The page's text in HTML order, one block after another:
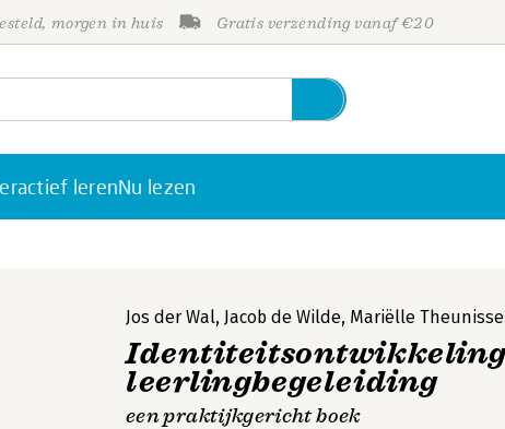
morgen in huis Gratis verzending vanaf €20
lerenNu lezen
Jos der Wal, Jacob de Wilde, Mariëlle
leerlingbegeleiding
een praktijkgericht boek
Personen